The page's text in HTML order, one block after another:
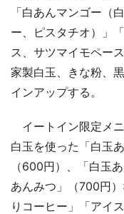
「白あんマンゴー（
ー、ピスタチオ）」
ス、サツマイモペー
家製白玉、きな粉、
インアップする。
イートイン限定メ
白玉を使った「白玉
（600円）、「白玉
あんみつ」（700円
りコーヒー」「アイ